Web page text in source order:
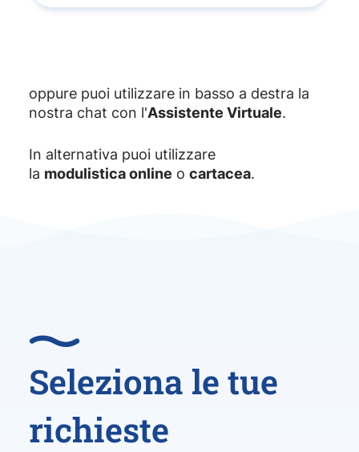
oppure puoi utilizzare in basso a destra la
nostra chat con l'Assistente Virtuale.
In alternativa puoi utilizzare
la modulistica online o cartacea.
Seleziona le tue
richieste